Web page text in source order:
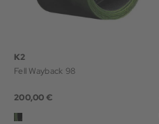
K2
Fell Wayback 98
200,00 €